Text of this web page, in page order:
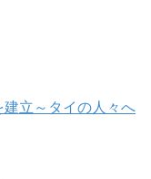
建立～タイの人々へ